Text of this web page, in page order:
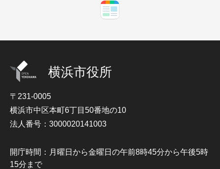
横浜市役所
〒231-0005
横浜市中区本町6丁目50番地の10
法人番号：3000020141003
開庁時間：月曜日から金曜日の午前8時45分から午後5時
15分まで